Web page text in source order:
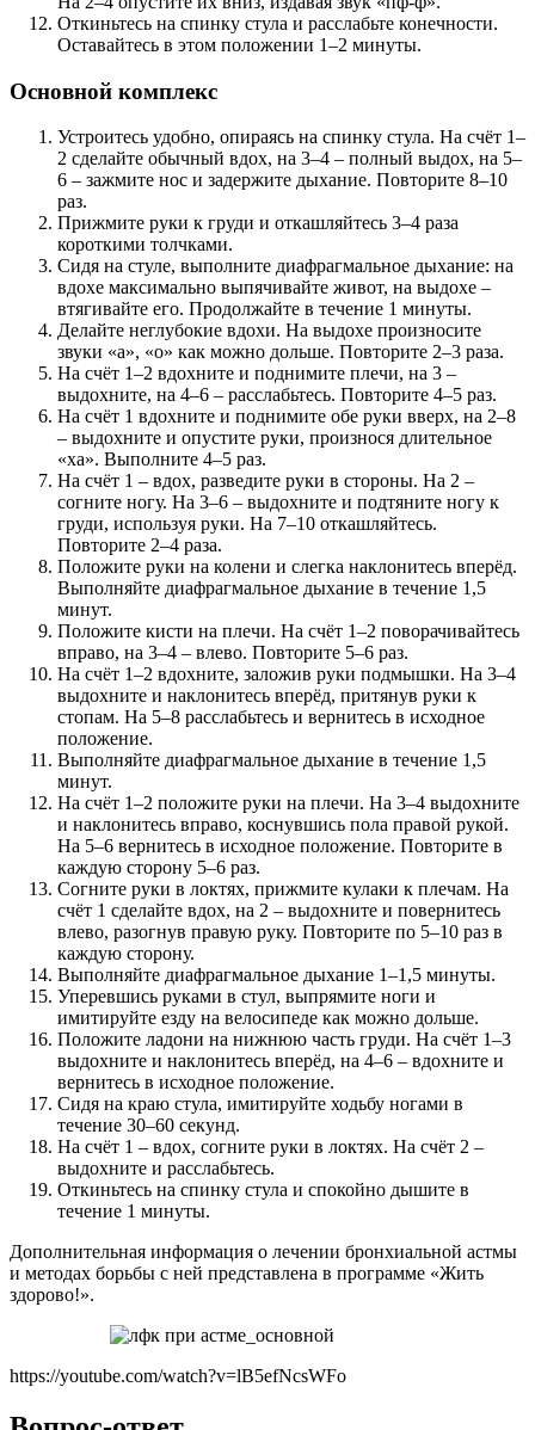
Откиньтесь на спинку стула и расслабьте конечности.
Оставайтесь в этом положении 1–2 минуты.
Основной комплекс
Устроитесь удобно, опираясь на спинку стула. На счёт 1–
2 сделайте обычный вдох, на 3–4 – полный выдох, на 5–
6 – зажмите нос и задержите дыхание. Повторите 8–10
раз.
Прижмите руки к груди и откашляйтесь 3–4 раза
короткими толчками.
Сидя на стуле, выполните диафрагмальное дыхание: на
вдохе максимально выпячивайте живот, на выдохе –
втягивайте его. Продолжайте в течение 1 минуты.
Делайте неглубокие вдохи. На выдохе произносите
звуки «а», «о» как можно дольше. Повторите 2–3 раза.
На счёт 1–2 вдохните и поднимите плечи, на 3 –
выдохните, на 4–6 – расслабьтесь. Повторите 4–5 раз.
На счёт 1 вдохните и поднимите обе руки вверх, на 2–8
– выдохните и опустите руки, произнося длительное
«ха». Выполните 4–5 раз.
На счёт 1 – вдох, разведите руки в стороны. На 2 –
согните ногу. На 3–6 – выдохните и подтяните ногу к
груди, используя руки. На 7–10 откашляйтесь.
Повторите 2–4 раза.
Положите руки на колени и слегка наклонитесь вперёд.
Выполняйте диафрагмальное дыхание в течение 1,5
минут.
Положите кисти на плечи. На счёт 1–2 поворачивайтесь
вправо, на 3–4 – влево. Повторите 5–6 раз.
На счёт 1–2 вдохните, заложив руки подмышки. На 3–4
выдохните и наклонитесь вперёд, притянув руки к
стопам. На 5–8 расслабьтесь и вернитесь в исходное
положение.
Выполняйте диафрагмальное дыхание в течение 1,5
минут.
На счёт 1–2 положите руки на плечи. На 3–4 выдохните
и наклонитесь вправо, коснувшись пола правой рукой.
На 5–6 вернитесь в исходное положение. Повторите в
каждую сторону 5–6 раз.
Согните руки в локтях, прижмите кулаки к плечам. На
счёт 1 сделайте вдох, на 2 – выдохните и повернитесь
влево, разогнув правую руку. Повторите по 5–10 раз в
каждую сторону.
Выполняйте диафрагмальное дыхание 1–1,5 минуты.
Уперевшись руками в стул, выпрямите ноги и
имитируйте езду на велосипеде как можно дольше.
Положите ладони на нижнюю часть груди. На счёт 1–3
выдохните и наклонитесь вперёд, на 4–6 – вдохните и
вернитесь в исходное положение.
Сидя на краю стула, имитируйте ходьбу ногами в
течение 30–60 секунд.
На счёт 1 – вдох, согните руки в локтях. На счёт 2 –
выдохните и расслабьтесь.
Откиньтесь на спинку стула и спокойно дышите в
течение 1 минуты.
Дополнительная информация о лечении бронхиальной астмы
и методах борьбы с ней представлена в программе «Жить
здорово!».
https://youtube.com/watch?v=lB5efNcsWFo